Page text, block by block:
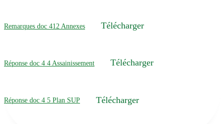
Remarques doc 412 Annexes Télécharger
Réponse doc 4 4 Assainissement Télécharger
Réponse doc 4 5 Plan SUP Télécharger